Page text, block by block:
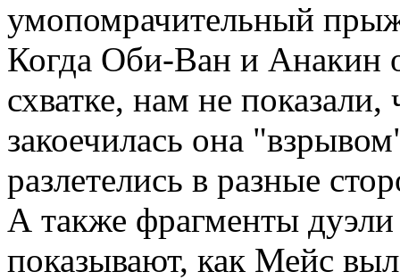
умопомрачительный
Когда Оби-Ван и Анакин
схватке, нам не
закоечилась она
разлетелись в разные
А также фрагменты
показывают, как Мейс